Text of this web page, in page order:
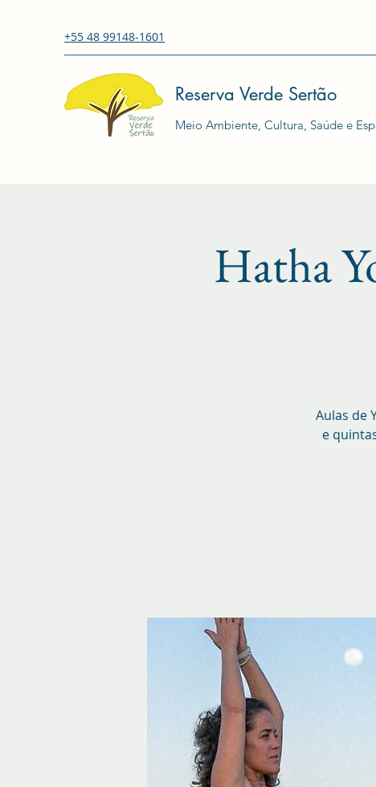
+55 48 99148-1601
Reserva Verde Sertão
Meio Ambiente, Cultura, Saúde e
Hatha
Aulas de
e